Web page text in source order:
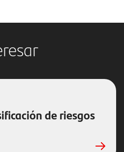
de riesgos